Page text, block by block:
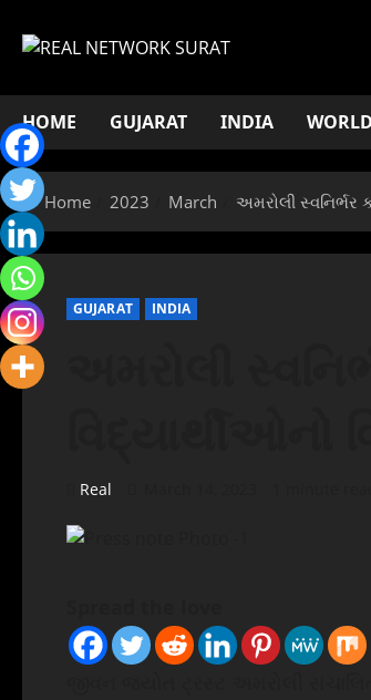
HOME GUJARAT INDIA WORLD
Home 2023 March અમરોલી સ્વનિર્ભર
GUJARAT INDIA
Real